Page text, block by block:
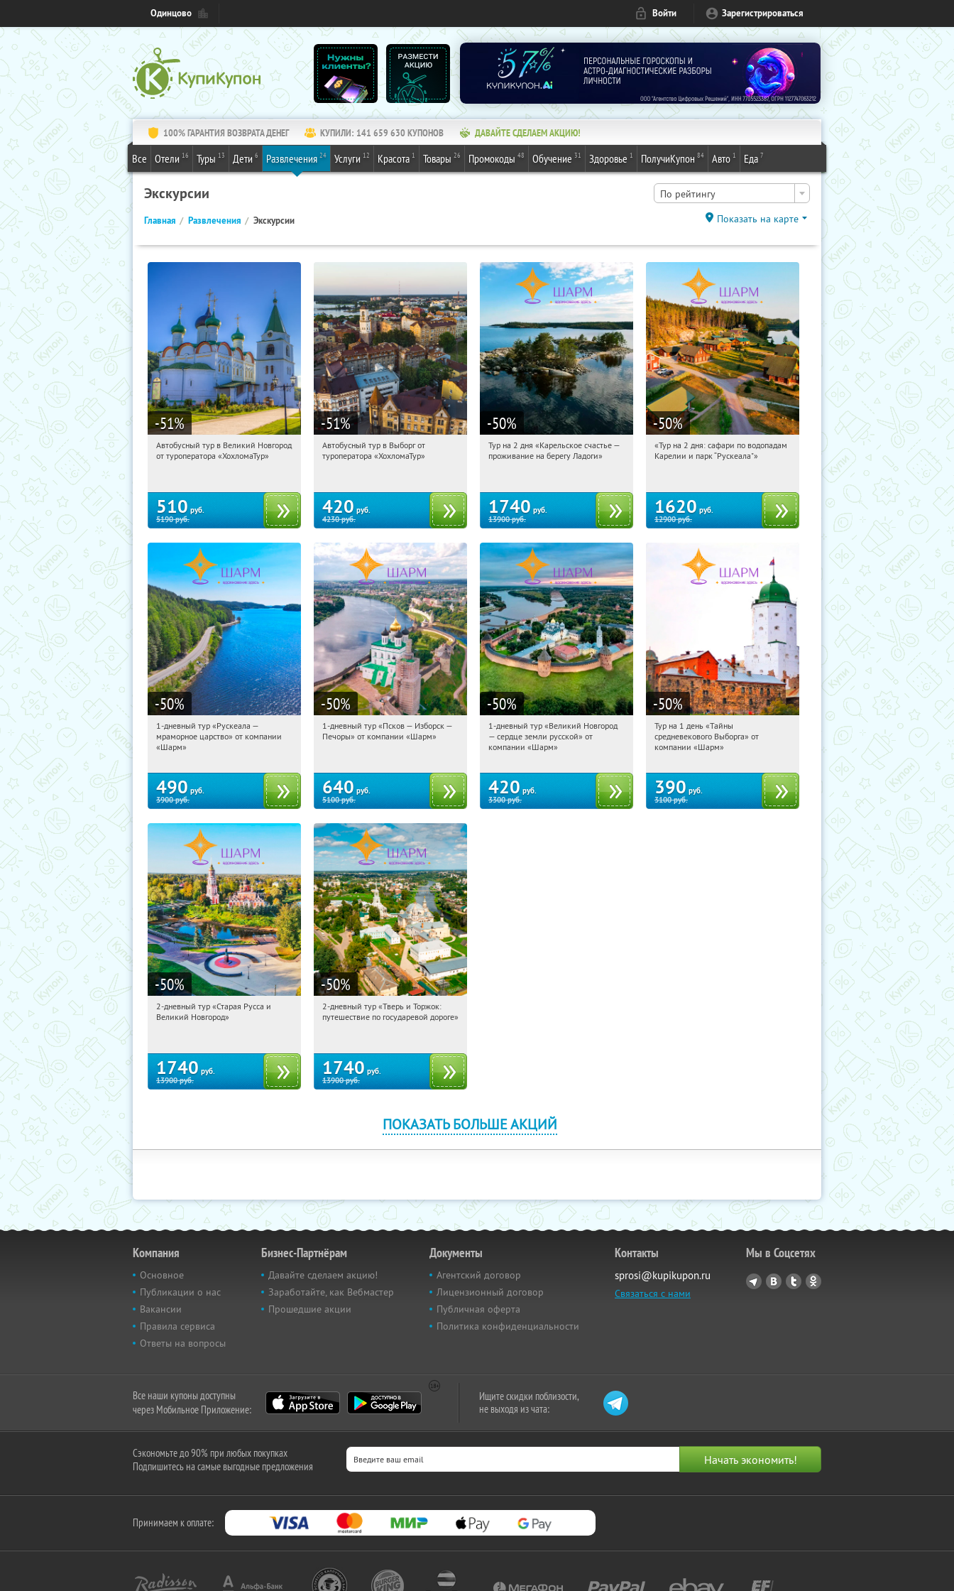
Одинцово Войти Зарегистрироваться
100% ГАРАНТИЯ ВОЗВРАТА ДЕНЕГ КУПИЛИ: 141 659 630КУПОНОВ ДАВАЙТЕ СДЕЛАЕМ АКЦИЮ!
Все Отели 16 Туры 13 Дети 6 Развлечения 24 Услуги 12 Красота 1 Товары 26 Промокоды 48 Обучение 31 Здоровье 1 ПолучиКупон 84 Авто 1 Еда 7
Экскурсии По рейтингу
Главная Развлечения Экскурсии Показать на карте
-51%
19:16:21 Купили:2
Автобусный тур в Великий Новгород
от туроператора «ХохломаТур»
510 руб.
5190руб.
-51%
19:16:21 Купили:
Автобусный тур в Выборг от
туроператора «ХохломаТур»
420 руб.
4230руб.
-50%
19:16:21 Купили:39
Тур на 2 дня «Карельское счастье —
проживание на берегу Ладоги»
1740 руб.
13900руб.
-50%
19:16:21 Купили:
«Тур на 2 дня: сафари по водопадам
Карелии и парк “Рускеала"»
1620 руб.
12900руб.
-50%
19:16:21 Купили:
Достоевская
1-дневный тур «Рускеала —
мраморное царство» от компании
«Шарм»
490 руб.
3900руб.
-50%
19:16:21 Купили:12
1-дневный тур «Псков — Изборск —
Печоры» от компании «Шарм»
640 руб.
5100руб.
-50%
19:16:21 Купили:22
Достоевская
1-дневный тур «Великий Новгород
— сердце земли русской» от
компании «Шарм»
420 руб.
3300руб.
-50%
19:16:21
Достоевская
Тур на 1 день «Тайны
средневекового Выборга» от
компании «Шарм»
390 руб.
3100руб.
-50%
19:16:21 Купили:
2-дневный тур «Старая Русса и
Великий Новгород»
1740 руб.
13900руб.
-50%
19:16:21 Купили:
2-дневный тур «Тверь и Торжок:
путешествие по государевой дороге»
1740 руб.
13900руб.
ПОКАЗАТЬ БОЛЬШЕ АКЦИЙ
Компания
Основное
Публикации о нас
Вакансии
Правила сервиса
Ответы на вопросы
Бизнес-Партнёрам
Давайте сделаем акцию!
Заработайте, как Вебмастер
Прошедшие акции
Документы
Агентский договор
Лицензионный договор
Публичная оферта
Политика конфиденциальности
Контакты
sprosi@kupikupon.ru
Связаться с нами
Мы в Соцсетях
Все наши купоны доступны
через Мобильное Приложение:
Ищите скидки поблизости,
не выходя из чата:
Сэкономьте до 90% при любых покупках
Подпишитесь на самые выгодные предложения
Принимаем к оплате: